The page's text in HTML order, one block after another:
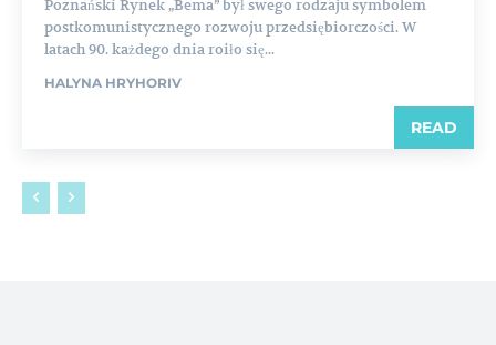
Poznański Rynek „Bema” był swego rodzaju symbolem
postkomunistycznego rozwoju przedsiębiorczości. W
latach 90. każdego dnia roiło się...
HALYNA HRYHORIV
READ